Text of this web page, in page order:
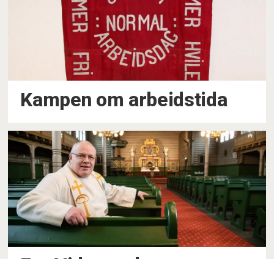
Kampen om arbeidstida